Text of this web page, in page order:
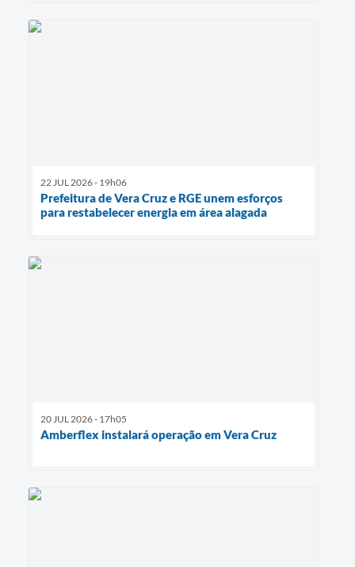
22 JUL 2026 - 19h06
Prefeitura de Vera Cruz e RGE unem esforços
para restabelecer energia em área alagada
20 JUL 2026 - 17h05
Amberflex instalará operação em Vera Cruz